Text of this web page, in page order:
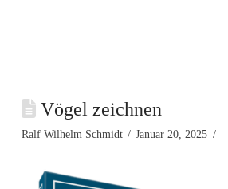
Vögel zeichnen
Ralf Wilhelm Schmidt Januar 20, 2025